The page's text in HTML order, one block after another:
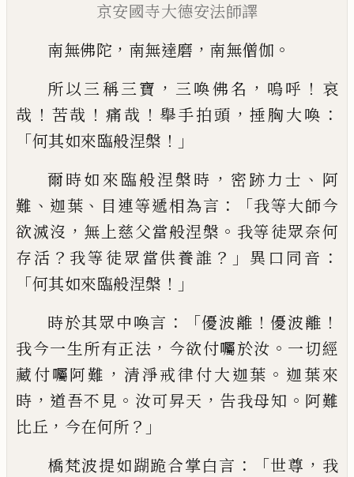
京安國寺大德安法師譯
南無佛陀 ， 南無達磨 ， 南無僧伽 。
所以三稱三寶 ， 三喚佛名 ， 嗚呼 ！ 哀
哉 ！ 苦哉 ！ 痛哉 ！ 舉手拍頭 ，捶胸大喚 ：
「何其如來臨般涅槃 ！」
爾時如來臨般涅槃時 ， 密跡力士 、 阿
難 、 迦葉 、 目連等遞相為言 ：「我等大師今
欲滅沒 ， 無上慈父當般涅槃 。 我等徒眾奈何
存活 ？ 我等徒眾當供養誰 ？」 異口同音 ：
「何其如來臨般涅槃 ！」
時於其眾中喚言 ：「優波離 ！優波離 ！
我今一生所有正法 ， 今欲付囑於汝 。 一切經
藏付囑阿難 ， 清淨戒律付大迦葉 。 迦葉來
時 ， 道吾不見 。 汝可昇天 ， 告我母知 。 阿難
比丘 ， 今在何所 ？」
橋梵波提如䠒跪合掌白言 ：「世尊 ， 我